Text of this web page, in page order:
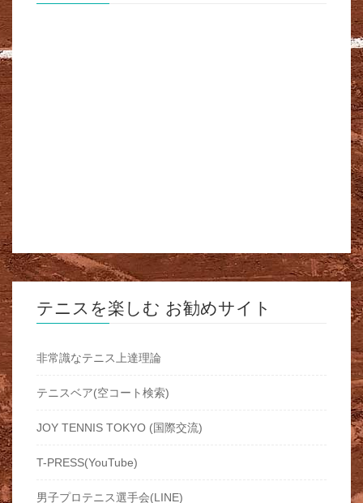
テニスを楽しむ お勧めサイト
非常識なテニス上達理論
テニスベア(空コート検索)
JOY TENNIS TOKYO (国際交流)
T-PRESS(YouTube)
男子プロテニス選手会(LINE)